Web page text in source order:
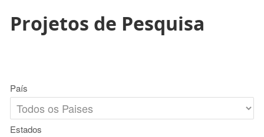
Projetos de Pesquisa
País
Estados